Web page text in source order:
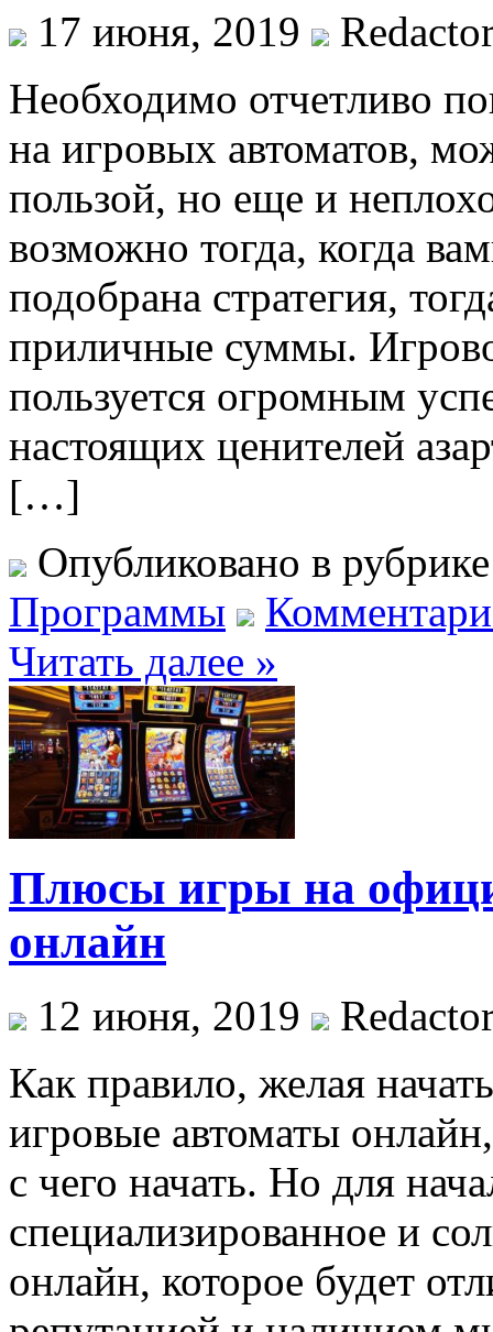
17 июня, 2019
Необходимо отчетливо
на игровых автоматов,
пользой, но еще и
возможно тогда, когда
подобрана стратегия,
приличные суммы.
пользуется огромным
настоящих ценителей
[…]
Опубликовано в
Программы
Читать далее »
Плюсы игры на
онлайн
12 июня, 2019
Как правило, желая
игровые автоматы
с чего начать. Но для
специализированное и
онлайн, которое будет